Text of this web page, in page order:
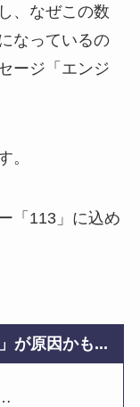
、なぜこの数
なっているの
ージ「エンジ
。
「113」に込め
が原因かも...